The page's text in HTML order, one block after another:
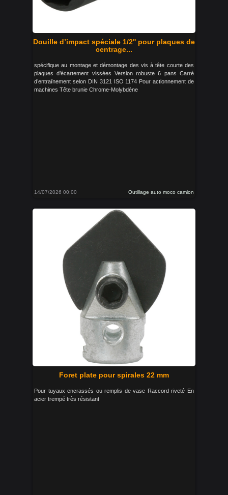
Douille d’impact spéciale 1/2'' pour plaques de
centrage...
spécifique au montage et démontage des vis à tête courte des
plaques d’écartement vissées Version robuste 6 pans Carré
d’entraînement selon DIN 3121 ISO 1174 Pour actionnement de
machines Tête brunie Chrome-Molybdène
14/07/2026 00:00 Outillage auto moco camion
Foret plate pour spirales 22 mm
Pour tuyaux encrassés ou remplis de vase Raccord riveté En
acier trempé très résistant